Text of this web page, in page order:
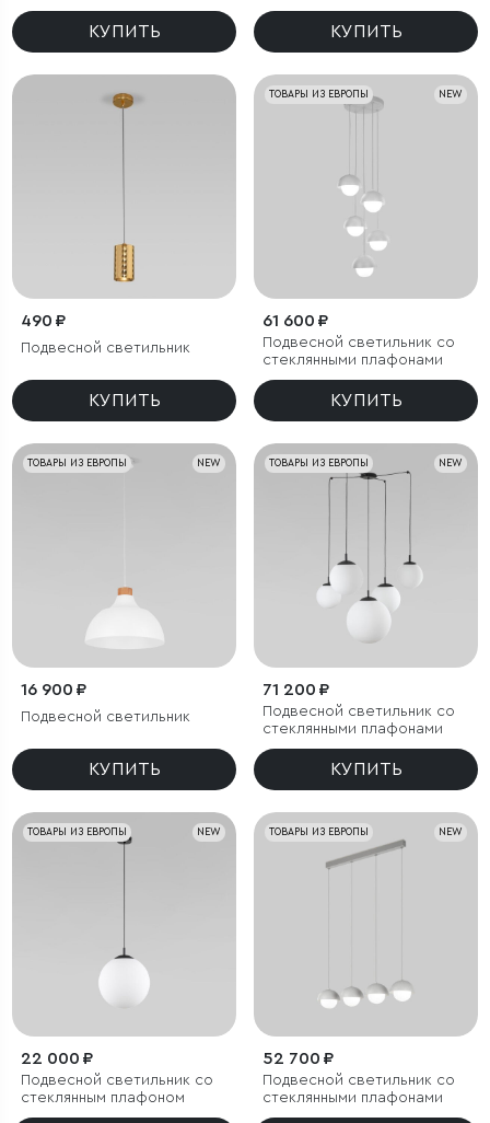
КУПИТЬ КУПИТЬ
490 ₽
Подвесной светильник
КУПИТЬ
NEW
ТОВАРЫ ИЗ ЕВРОПЫ
61 600 ₽
Подвесной светильник со
стеклянными плафонами
КУПИТЬ
NEW
ТОВАРЫ ИЗ ЕВРОПЫ
16 900 ₽
Подвесной светильник
КУПИТЬ
NEW
ТОВАРЫ ИЗ ЕВРОПЫ
71 200 ₽
Подвесной светильник со
стеклянными плафонами
КУПИТЬ
NEW
ТОВАРЫ ИЗ ЕВРОПЫ
22 000 ₽
Подвесной светильник со
стеклянным плафоном
NEW
ТОВАРЫ ИЗ ЕВРОПЫ
52 700 ₽
Подвесной светильник со
стеклянными плафонами